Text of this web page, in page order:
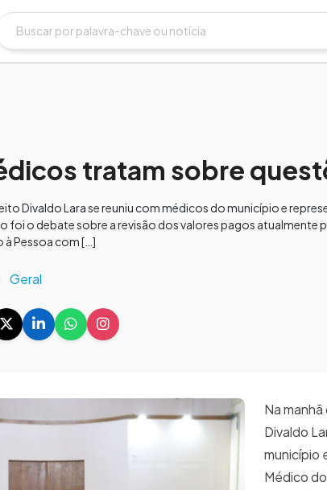
tratam sobre
Divaldo Lara se reuniu com médicos do município e
foi o debate sobre a revisão dos valores pagos atualmente
à Pessoa com […]
Geral
Na
Divaldo
município
Médico